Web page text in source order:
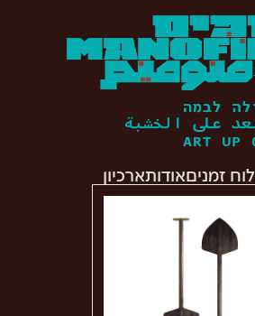
לוח זמניםאודותארכיון